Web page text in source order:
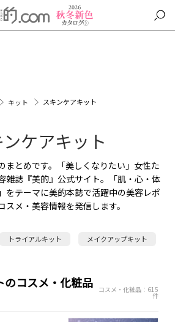
キット スキンケアキット
ケアキット
まとめです。「美しくなりたい」女性た
雑誌『美的』公式サイト。「肌・心・体
をテーマに美的本誌で活躍中の美容レポ
メ・美容情報を発信します。
トライアルキット メイクアップキット
のコスメ・化粧品 コスメ・化粧品：615
件